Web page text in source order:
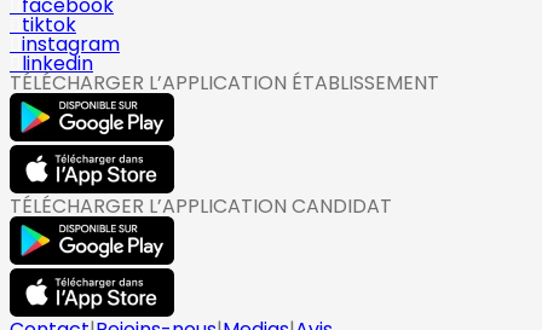
tiktok
instagram
linkedin
TÉLÉCHARGER L’APPLICATION ÉTABLISSEMENT
TÉLÉCHARGER L’APPLICATION CANDIDAT